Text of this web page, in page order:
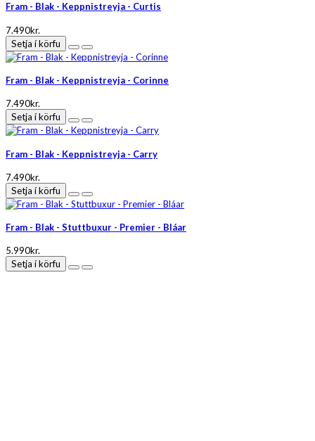
Fram - Blak - Keppnistreyja - Curtis
7.490kr.
Setja í körfu
Fram - Blak - Keppnistreyja - Corinne
7.490kr.
Setja í körfu
Fram - Blak - Keppnistreyja - Carry
7.490kr.
Setja í körfu
Fram - Blak - Stuttbuxur - Premier - Bláar
5.990kr.
Setja í körfu